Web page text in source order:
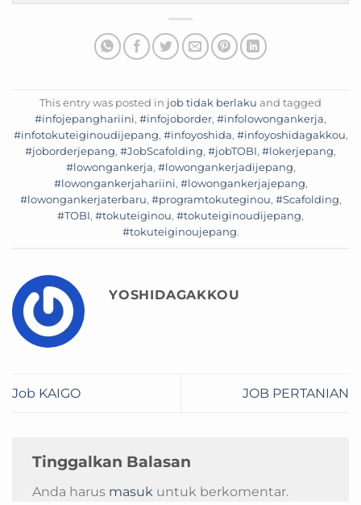
This entry was posted in job tidak berlaku and tagged
#infojepanghariini, #infojoborder, #infolowongankerja,
#infotokuteiginoudijepang, #infoyoshida, #infoyoshidagakkou,
#joborderjepang, #JobScafolding, #jobTOBI , #lokerjepang,
#lowongankerja, #lowongankerjadijepang,
#lowongankerjahariini, #lowongankerjajepang,
#lowongankerjaterbaru, #programtokuteginou, #Scafolding,
#TOBI , #tokuteiginou, #tokuteiginoudijepang,
#tokuteiginoujepang.
YOSHIDAGAKKOU
Job KAIGO JOB PERTANIAN
Tinggalkan Balasan
Anda harus masuk untuk berkomentar.